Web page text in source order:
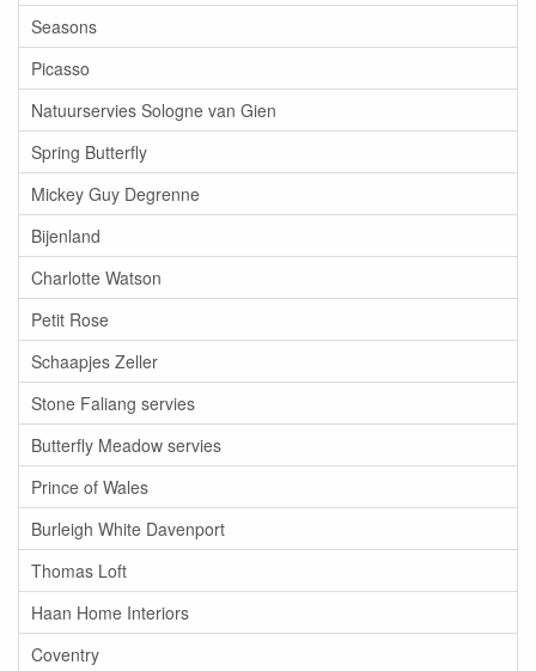
Seasons
Picasso
Natuurservies Sologne van Gien
Spring Butterfly
Mickey Guy Degrenne
Bijenland
Charlotte Watson
Petit Rose
Schaapjes Zeller
Stone Faliang servies
Butterfly Meadow servies
Prince of Wales
Burleigh White Davenport
Thomas Loft
Haan Home Interiors
Coventry